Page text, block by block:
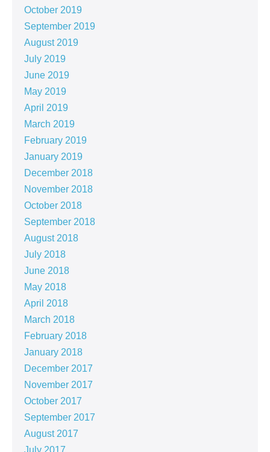
October 2019
September 2019
August 2019
July 2019
June 2019
May 2019
April 2019
March 2019
February 2019
January 2019
December 2018
November 2018
October 2018
September 2018
August 2018
July 2018
June 2018
May 2018
April 2018
March 2018
February 2018
January 2018
December 2017
November 2017
October 2017
September 2017
August 2017
July 2017